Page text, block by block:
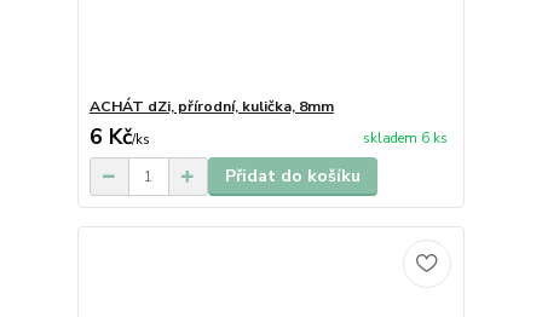
ACHÁT dZi, přírodní, kulička, 8mm
6 Kč/ks skladem 6 ks
Přidat do košíku